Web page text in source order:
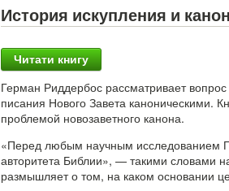
История искупления и
Читати книгу
Герман Риддербос рассматривает
писания Нового Завета каноническими.
проблемой новозаветного канона.
«Перед любым научным исследованием
авторитета Библии», — такими словами
размышляет о том, на каком основании